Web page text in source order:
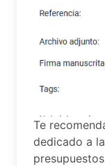
Te
dedicado a